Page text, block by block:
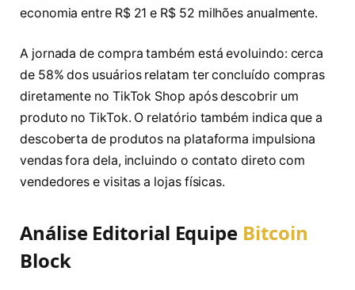
economia entre R$ 21 e R$ 52 milhões anualmente.
A jornada de compra também está evoluindo: cerca
de 58% dos usuários relatam ter concluído compras
diretamente no TikTok Shop após descobrir um
produto no TikTok. O relatório também indica que a
descoberta de produtos na plataforma impulsiona
vendas fora dela, incluindo o contato direto com
vendedores e visitas a lojas físicas.
Análise Editorial Equipe Bitcoin
Block